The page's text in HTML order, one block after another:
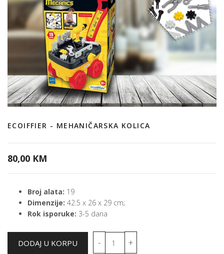
ECOIFFIER - MEHANIČARSKA KOLICA
80,00 KM
Broj alata: 19
Dimenzije: 42.5 x 26 x 29 cm;
Rok isporuke: 3-5 dana